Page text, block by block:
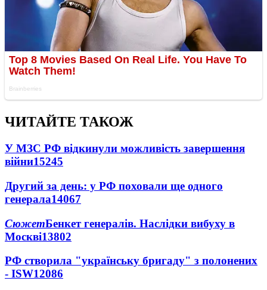
ЧИТАЙТЕ ТАКОЖ
У МЗС РФ відкинули можливість завершення
війни15245
Другий за день: у РФ поховали ще одного
генерала14067
СюжетБенкет генералів. Наслідки вибуху в
Москві13802
РФ створила "українську бригаду" з полонених
- ISW12086